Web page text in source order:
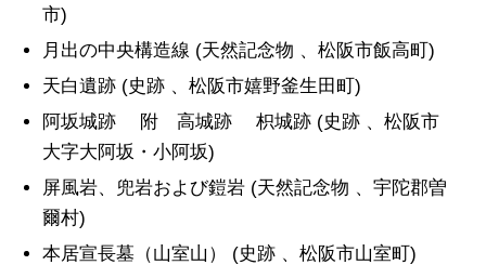
市)
月出の中央構造線 (天然記念物 、松阪市飯高町)
天白遺跡 (史跡 、松阪市嬉野釜生田町)
阿坂城跡 附 高城跡 枳城跡 (史跡 、松阪市
大字大阿坂・小阿坂)
屏風岩、兜岩および鎧岩 (天然記念物 、宇陀郡曽
爾村)
本居宣長墓（山室山） (史跡 、松阪市山室町)